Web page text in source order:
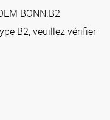
BONN.B2
B2, veuillez vérifier